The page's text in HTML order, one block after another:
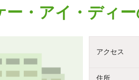
ー・アイ・ディ
アクセス
住所